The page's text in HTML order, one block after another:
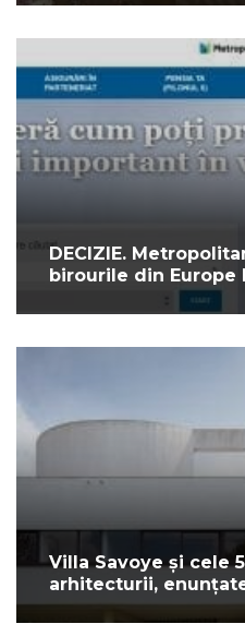
DECIZIE.
birourile din Europe
Villa Savoye și cele
arhitecturii,